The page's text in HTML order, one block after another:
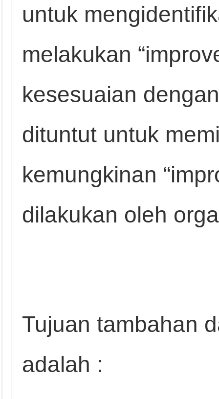
untuk
melakukan
kesesuaian
dituntut untuk
kemungkinan
dilakukan oleh
Tujuan tambahan
adalah :